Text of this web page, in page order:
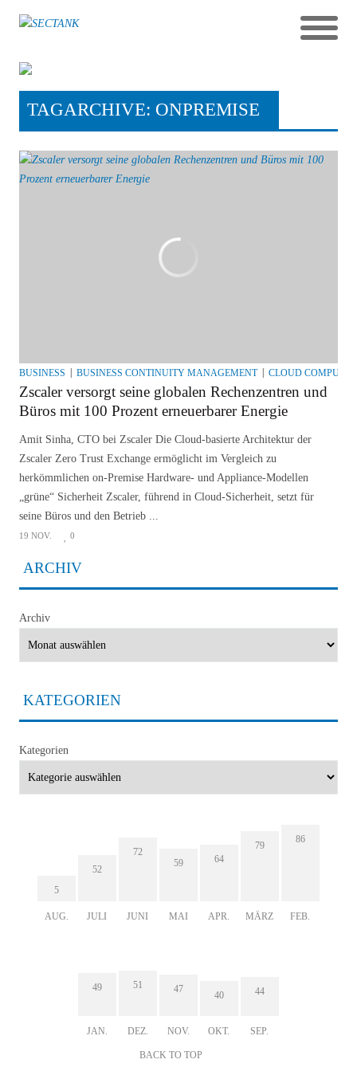
TAGARCHIVE: ONPREMISE
BUSINESS BUSINESS CONTINUITY MANAGEMENT CLOUD
Zscaler versorgt seine globalen Rechenzentren und
Büros mit 100 Prozent erneuerbarer Energie
Amit Sinha, CTO bei Zscaler Die Cloud-basierte Architektur der
Zscaler Zero Trust Exchange ermöglicht im Vergleich zu
herkömmlichen on-Premise Hardware- und Appliance-Modellen
„grüne“ Sicherheit Zscaler, führend in Cloud-Sicherheit, setzt für
seine Büros und den Betrieb ...
19 NOV. 0
ARCHIV
Archiv
KATEGORIEN
Kategorien
5
AUG.
52
JULI
72
JUNI
59
MAI
64
APR.
79
MÄRZ
86
FEB.
49
JAN.
51
DEZ.
47
NOV.
40
OKT.
44
SEP.
BACK TO TOP